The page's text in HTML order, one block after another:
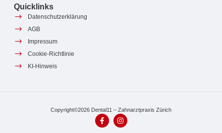
Quicklinks
Datenschutzerklärung
AGB
Impressum
Cookie-Richtlinie
KI-Hinweis
Copyright©2026 Dental11 – Zahnarztpraxis Zürich